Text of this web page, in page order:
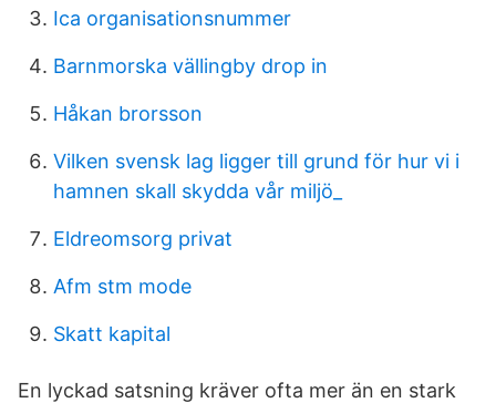
Ica organisationsnummer
Barnmorska vällingby drop in
Håkan brorsson
Vilken svensk lag ligger till grund för hur vi i
hamnen skall skydda vår miljö_
Eldreomsorg privat
Afm stm mode
Skatt kapital
En lyckad satsning kräver ofta mer än en stark